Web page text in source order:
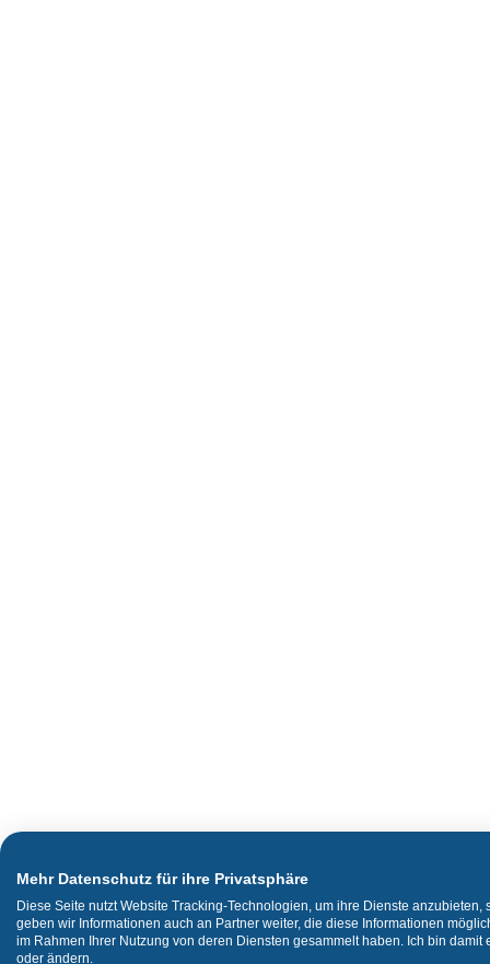
Mehr Datenschutz für ihre Privatsphäre
Diese Seite nutzt Website Tracking-Technologien, um ihre Dienste
geben wir Informationen auch an Partner weiter, die diese Informationen
im Rahmen Ihrer Nutzung von deren Diensten gesammelt haben. Ich bin
oder ändern.